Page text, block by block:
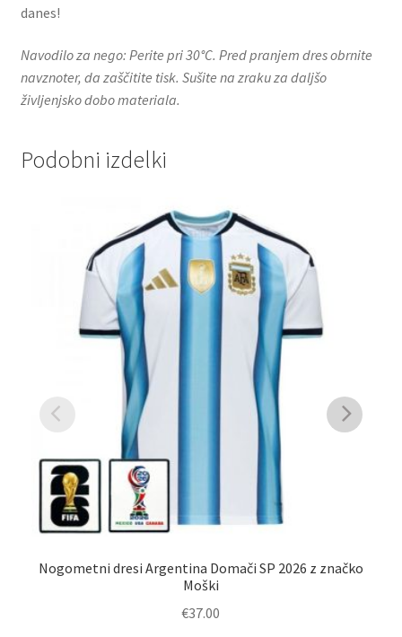
danes!
Navodilo za nego: Perite pri 30°C. Pred pranjem dres obrnite
navznoter, da zaščitite tisk. Sušite na zraku za daljšo
življenjsko dobo materiala.
Podobni izdelki
Nogometni dresi Argentina Domači SP 2026 z značko
Moški
€37.00